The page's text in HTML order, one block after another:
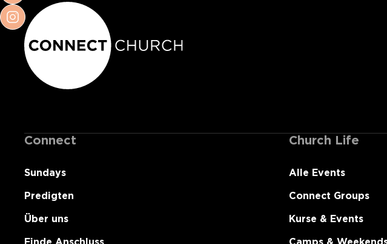
Connect
Sundays
Predigten
Über uns
Church Life
Alle Events
Connect Groups
Kurse & Events